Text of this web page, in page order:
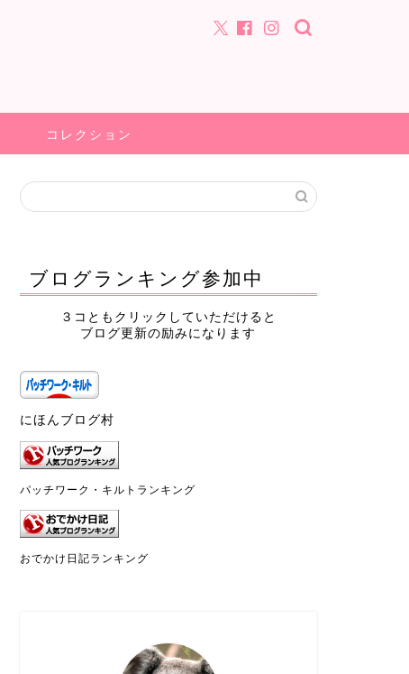
コレクション
ブログランキング参加中
３コともクリックしていただけると
ブログ更新の励みになります
にほんブログ村
パッチワーク・キルトランキング
おでかけ日記ランキング